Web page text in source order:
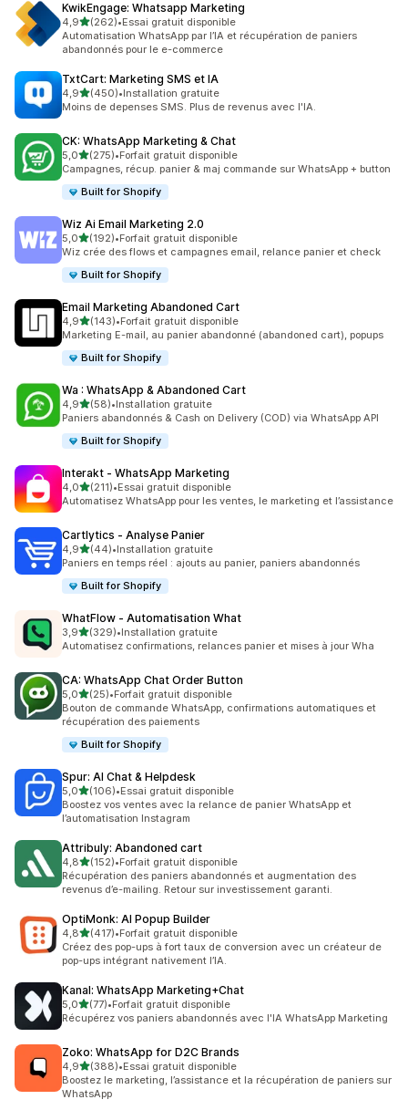
KwikEngage: Whatsapp Marketing
4,9étoile(s) sur 5
(262)
262 avis au total
•Essai gratuit disponible
Automatisation WhatsApp par l’IA et récupération de paniers
abandonnés pour le e-commerce
TxtCart: Marketing SMS et IA
4,9étoile(s) sur 5
(450)
450 avis au total
•Installation gratuite
Moins de depenses SMS. Plus de revenus avec l'IA.
CK: WhatsApp Marketing & Chat
5,0étoile(s) sur 5
(275)
275 avis au total
•Forfait gratuit disponible
Campagnes, récup. panier & maj commande sur WhatsApp + button
Built for Shopify
Wiz Ai Email Marketing 2.0
5,0étoile(s) sur 5
(192)
192 avis au total
•Forfait gratuit disponible
Wiz crée des flows et campagnes email, relance panier et check
Built for Shopify
Email Marketing Abandoned Cart
4,9étoile(s) sur 5
(143)
143 avis au total
•Forfait gratuit disponible
Marketing E-mail, au panier abandonné (abandoned cart), popups
Built for Shopify
Wa : WhatsApp & Abandoned Cart
4,9étoile(s) sur 5
(58)
58 avis au total
•Installation gratuite
Paniers abandonnés & Cash on Delivery (COD) via WhatsApp API
Built for Shopify
Interakt ‑ WhatsApp Marketing
4,0étoile(s) sur 5
(211)
211 avis au total
•Essai gratuit disponible
Automatisez WhatsApp pour les ventes, le marketing et l’assistance
Cartlytics ‑ Analyse Panier
4,9étoile(s) sur 5
(44)
44 avis au total
•Installation gratuite
Paniers en temps réel : ajouts au panier, paniers abandonnés
Built for Shopify
WhatFlow ‑ Automatisation What
3,9étoile(s) sur 5
(329)
329 avis au total
•Installation gratuite
Automatisez confirmations, relances panier et mises à jour Wha
CA: WhatsApp Chat Order Button
5,0étoile(s) sur 5
(25)
25 avis au total
•Forfait gratuit disponible
Bouton de commande WhatsApp, confirmations automatiques et
récupération des paiements
Built for Shopify
Spur: AI Chat & Helpdesk
5,0étoile(s) sur 5
(106)
106 avis au total
•Essai gratuit disponible
Boostez vos ventes avec la relance de panier WhatsApp et
l’automatisation Instagram
Attribuly: Abandoned cart
4,8étoile(s) sur 5
(152)
152 avis au total
•Forfait gratuit disponible
Récupération des paniers abandonnés et augmentation des
revenus d’e-mailing. Retour sur investissement garanti.
OptiMonk: AI Popup Builder
4,8étoile(s) sur 5
(417)
417 avis au total
•Forfait gratuit disponible
Créez des pop-ups à fort taux de conversion avec un créateur de
pop-ups intégrant nativement l’IA.
Kanal: WhatsApp Marketing+Chat
5,0étoile(s) sur 5
(77)
77 avis au total
•Forfait gratuit disponible
Récupérez vos paniers abandonnés avec l'IA WhatsApp Marketing
Zoko: WhatsApp for D2C Brands
4,9étoile(s) sur 5
(388)
388 avis au total
•Essai gratuit disponible
Boostez le marketing, l’assistance et la récupération de paniers sur
WhatsApp